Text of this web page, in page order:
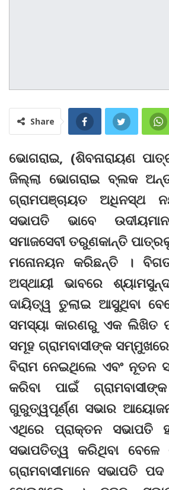
Share
ଭୋଗରାଇ, (ଶିବନାରାୟଣ
ଜିଲ୍ଲା ଭୋଗରାଇ ବ୍ଲକ
ଗ୍ରାମପଞ୍ଚାୟତ ଅଧିନସ୍ଥ
ସଭାପତି ଭାବେ
ସମାଜସେବୀ ତରୁଣକାନ୍ତି
ମନୋନୟନ କରିଛନ୍ତି ।
ଅସ୍ଥାୟୀ ଭାବରେ
ଦାୟିତ୍ୱ ତୁଲାଇ ଆସୁଥିବା
ସମସ୍ୟା କାରଣରୁ ଏକ ଲିଖିତ
ସମୂହ ଗ୍ରାମବାସୀଙ୍କ
ବିରାମ ନେଇଥିଲେ ଏବଂ ନୂତନ
କରିବା ପାଇଁ
ଗୁରୁତ୍ୱପୂର୍ଣ୍ଣ ସଭାର ଆୟୋଜନ
ଏଥିରେ ପ୍ରାକ୍ତନ ସଭାପତି
ସଭାପତିତ୍ୱ କରିଥିବା ବେଳେ
ଗ୍ରାମବାସୀମାନେ ସଭାପତି